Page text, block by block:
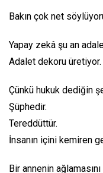
Bakın çok net
Yapay zekâ şu an
Adalet dekoru üretiyor.
Çünkü hukuk dediğin
Şüphedir.
Tereddüttür.
İnsanın içini kemiren
Bir annenin